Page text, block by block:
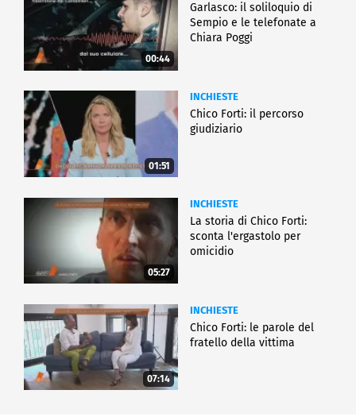
00:44
Garlasco: il soliloquio di
Sempio e le telefonate a
Chiara Poggi
01:51
INCHIESTE
Chico Forti: il percorso
giudiziario
05:27
INCHIESTE
La storia di Chico Forti:
sconta l'ergastolo per
omicidio
07:14
INCHIESTE
Chico Forti: le parole del
fratello della vittima